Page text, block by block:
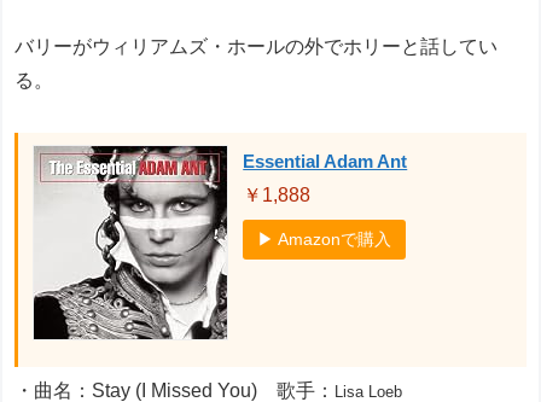
バリーがウィリアムズ・ホールの外でホリーと話してい
る。
Essential Adam Ant
￥1,888
▶ Amazonで購入
・曲名：Stay (I Missed You) 歌手： Lisa Loeb